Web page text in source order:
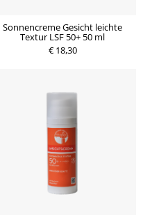
Sonnencreme Gesicht leichte
Textur LSF 50+ 50 ml
€ 18,30